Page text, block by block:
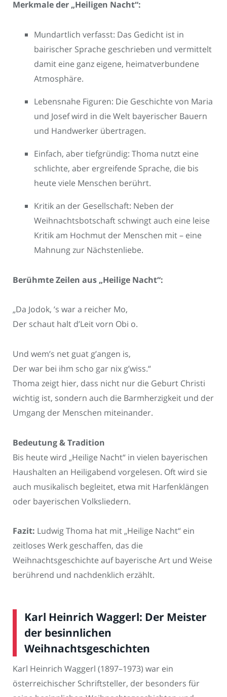
Merkmale der „Heiligen Nacht“:
Mundartlich verfasst: Das Gedicht ist in
bairischer Sprache geschrieben und vermittelt
damit eine ganz eigene, heimatverbundene
Atmosphäre.
Lebensnahe Figuren: Die Geschichte von Maria
und Josef wird in die Welt bayerischer Bauern
und Handwerker übertragen.
Einfach, aber tiefgründig: Thoma nutzt eine
schlichte, aber ergreifende Sprache, die bis
heute viele Menschen berührt.
Kritik an der Gesellschaft: Neben der
Weihnachtsbotschaft schwingt auch eine leise
Kritik am Hochmut der Menschen mit – eine
Mahnung zur Nächstenliebe.
Berühmte Zeilen aus „Heilige Nacht“:
„Da Jodok, ’s war a reicher Mo,
Der schaut halt d’Leit vorn Obi o.
Und wem’s net guat g’angen is,
Der war bei ihm scho gar nix g’wiss.“
Thoma zeigt hier, dass nicht nur die Geburt Christi
wichtig ist, sondern auch die Barmherzigkeit und der
Umgang der Menschen miteinander.
Bedeutung & Tradition
Bis heute wird „Heilige Nacht“ in vielen bayerischen
Haushalten an Heiligabend vorgelesen. Oft wird sie
auch musikalisch begleitet, etwa mit Harfenklängen
oder bayerischen Volksliedern.
Fazit: Ludwig Thoma hat mit „Heilige Nacht“ ein
zeitloses Werk geschaffen, das die
Weihnachtsgeschichte auf bayerische Art und Weise
berührend und nachdenklich erzählt.
Karl Heinrich Waggerl: Der Meister
der besinnlichen
Weihnachtsgeschichten
Karl Heinrich Waggerl (1897–1973) war ein
österreichischer Schriftsteller, der besonders für